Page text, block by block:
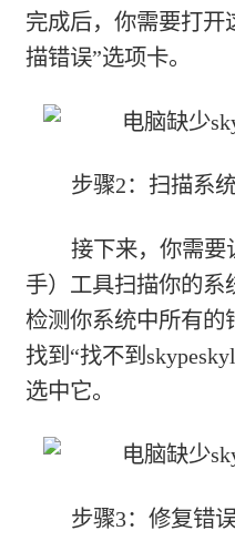
完成后，你需要打开
描错误”选项卡。
步骤2：扫描系
接下来，你需要
手）工具扫描你的系
检测你系统中所有的
找到“找不到
选中它。
步骤3：修复错